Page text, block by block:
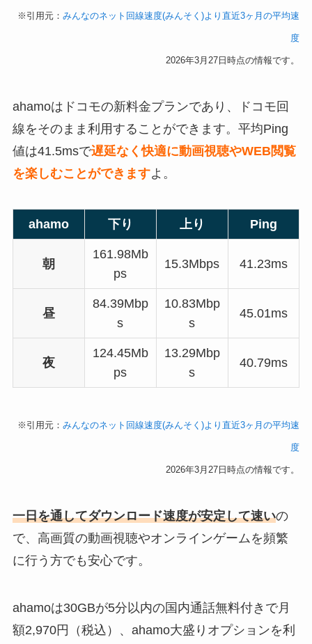
※引用元：みんなのネット回線速度(みんそく)より直近3ヶ月の平均速
度
2026年3月27日時点の情報です。
ahamoはドコモの新料金プランであり、ドコモ回
線をそのまま利用することができます。平均Ping
値は41.5msで遅延なく快適に動画視聴やWEB閲覧
を楽しむことができますよ。
ahamo 下り 上り Ping
朝
161.98Mb
ps
15.3Mbps 41.23ms
昼
84.39Mbp
s
10.83Mbp
s
45.01ms
夜
124.45Mb
ps
13.29Mbp
s
40.79ms
※引用元：みんなのネット回線速度(みんそく)より直近3ヶ月の平均速
度
2026年3月27日時点の情報です。
一日を通してダウンロード速度が安定して速いの
で、高画質の動画視聴やオンラインゲームを頻繁
に行う方でも安心です。
ahamoは30GBが5分以内の国内通話無料付きで月
額2,970円（税込）、ahamo大盛りオプションを利